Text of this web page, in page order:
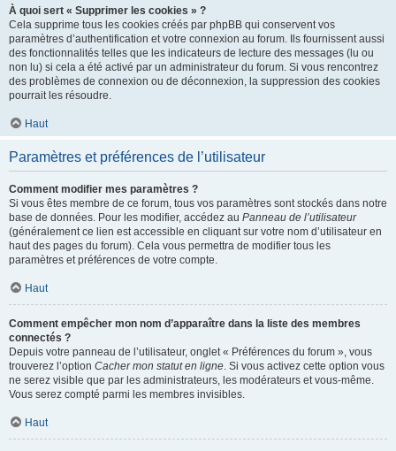
À quoi sert « Supprimer les cookies » ?
Cela supprime tous les cookies créés par phpBB qui conservent vos
paramètres d’authentification et votre connexion au forum. Ils fournissent aussi
des fonctionnalités telles que les indicateurs de lecture des messages (lu ou
non lu) si cela a été activé par un administrateur du forum. Si vous rencontrez
des problèmes de connexion ou de déconnexion, la suppression des cookies
pourrait les résoudre.
Haut
Paramètres et préférences de l’utilisateur
Comment modifier mes paramètres ?
Si vous êtes membre de ce forum, tous vos paramètres sont stockés dans notre
base de données. Pour les modifier, accédez au Panneau de l’utilisateur
(généralement ce lien est accessible en cliquant sur votre nom d’utilisateur en
haut des pages du forum). Cela vous permettra de modifier tous les
paramètres et préférences de votre compte.
Haut
Comment empêcher mon nom d’apparaître dans la liste des membres
connectés ?
Depuis votre panneau de l’utilisateur, onglet « Préférences du forum », vous
trouverez l’option Cacher mon statut en ligne. Si vous activez cette option vous
ne serez visible que par les administrateurs, les modérateurs et vous-même.
Vous serez compté parmi les membres invisibles.
Haut